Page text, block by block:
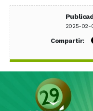
2025-02-
Compartir: